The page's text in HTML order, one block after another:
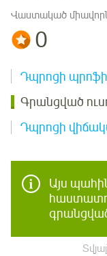
Վաստակած
0
Դպրոցի
Գրանցված
Դպրոցի
Այս